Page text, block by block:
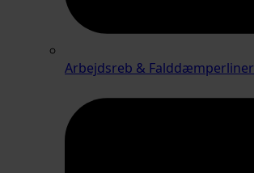
Arbejdsreb & Falddæmperliner